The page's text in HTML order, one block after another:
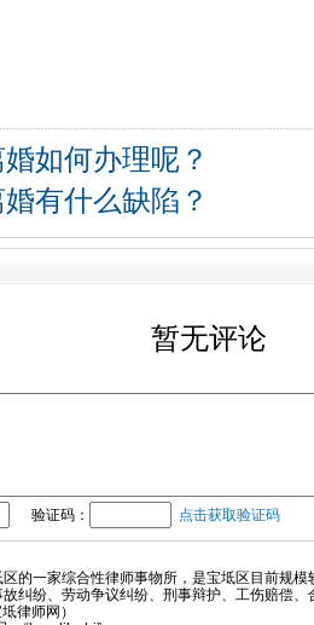
如何办理呢？
有什么缺陷？
暂无评论
验证码： 点击获取验证码
的一家综合性律师事物所，是宝坻区目前规
纠纷、劳动争议纠纷、刑事辩护、工伤赔偿
律师网）